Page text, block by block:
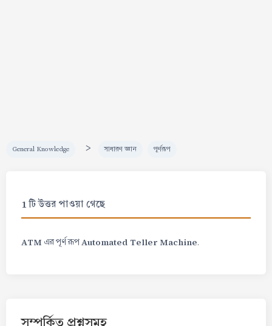
General Knowledge > সাধারণ জ্ঞান পূর্ণরূপ
1 টি উত্তর পাওয়া গেছে
ATM এর পূর্ণ রূপ Automated Teller Machine.
সম্পর্কিত প্রশ্নসমূহ